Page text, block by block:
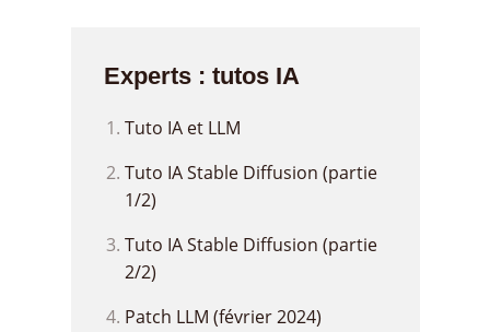
Experts : tutos IA
Tuto IA et LLM
Tuto IA Stable Diffusion (partie
1/2)
Tuto IA Stable Diffusion (partie
2/2)
Patch LLM (février 2024)